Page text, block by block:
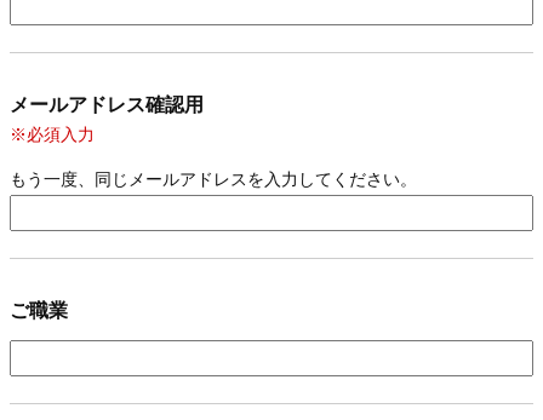
メールアドレス確認用
※必須入力
もう一度、同じメールアドレスを入力してください。
ご職業